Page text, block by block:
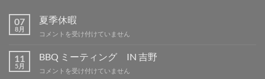
07
8月
夏季休暇
夏
休
は
コメントを受け付けていません
11
5月
BBQ ミーティング IN 吉野
BBQ
コメントを受け付けていません